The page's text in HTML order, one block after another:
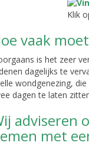
Klik
vaak
is het zeer
dagelijks te
wondgenezing,
dagen te laten
adviseren
met